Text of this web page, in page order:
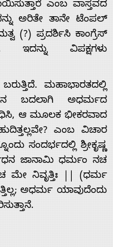
ಎಂಬ ವಾಸ್ತವದ
ಅರಿತೇ ತಾನೇ ಟೆಂಪಲ್
(?) ಪ್ರದರ್ಶಿಸಿ ಕಾಂಗ್ರೆಸ್
ಇದನ್ನು ವಿಪಕ್ಷಗಳು
ಮಹಾಭಾರತದಲ್ಲಿ
ಬದಲಾಗಿ ಅಧರ್ಮದ
ಆ ಮೂಲಕ ಭೀಕರವಾದ
ಎಂಬ ವಿಚಾರ
ಸಂದರ್ಭದಲ್ಲಿ ಶ್ರೀಕೃಷ್ಣ
ಜಾನಾಮಿ ಧರ್ಮಂ ನಚ
ಮೇ ನಿವೃತ್ತಿಃ || (ಧರ್ಮ
ಅಧರ್ಮ ಯಾವುದೆಂದು